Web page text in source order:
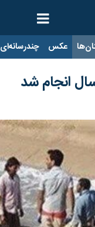
عکس چندرسانه‌ای
انجام شد